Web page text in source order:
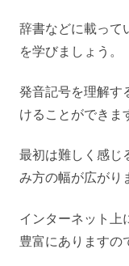
辞書などに載って
を学びましょう。
発音記号を理解す
けることができま
最初は難しく感じ
み方の幅が広がり
インターネット上
豊富にありますの